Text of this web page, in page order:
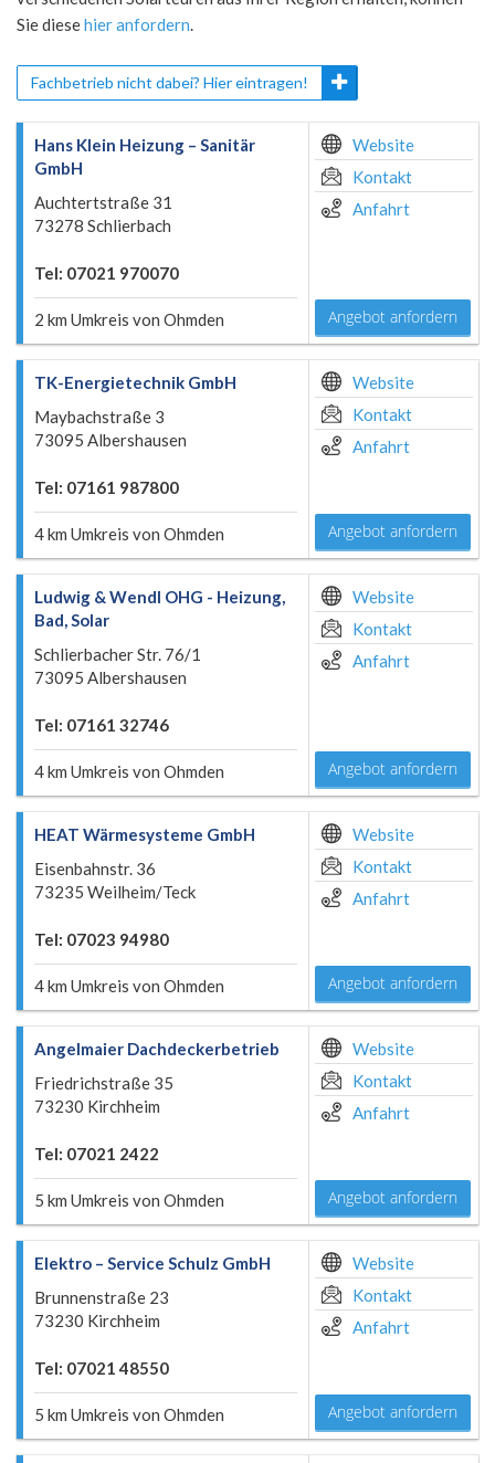
Sie diesehier anfordern.
Fachbetrieb nicht dabei? Hier eintragen!
Hans Klein Heizung – Sanitär
GmbH
Auchtertstraße 31
73278 Schlierbach
Tel: 07021 970070
2 km Umkreis von Ohmden
Website
Kontakt
Anfahrt
Angebot anfordern
TK-Energietechnik GmbH
Maybachstraße 3
73095 Albershausen
Tel: 07161 987800
4 km Umkreis von Ohmden
Website
Kontakt
Anfahrt
Angebot anfordern
Ludwig & Wendl OHG - Heizung,
Bad, Solar
Schlierbacher Str. 76/1
73095 Albershausen
Tel: 07161 32746
4 km Umkreis von Ohmden
Website
Kontakt
Anfahrt
Angebot anfordern
HEAT Wärmesysteme GmbH
Eisenbahnstr. 36
73235 Weilheim/Teck
Tel: 07023 94980
4 km Umkreis von Ohmden
Website
Kontakt
Anfahrt
Angebot anfordern
Angelmaier Dachdeckerbetrieb
Friedrichstraße 35
73230 Kirchheim
Tel: 07021 2422
5 km Umkreis von Ohmden
Website
Kontakt
Anfahrt
Angebot anfordern
Elektro – Service Schulz GmbH
Brunnenstraße 23
73230 Kirchheim
Tel: 07021 48550
5 km Umkreis von Ohmden
Website
Kontakt
Anfahrt
Angebot anfordern